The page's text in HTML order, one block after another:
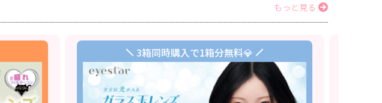
もっと見る
3箱同時購入で1箱分無料💎